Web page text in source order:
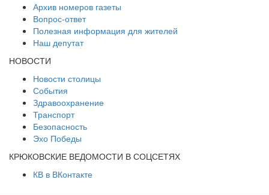
Архив номеров газеты
Вопрос-ответ
Полезная информация для жителей
Наш депутат
НОВОСТИ
Новости столицы
События
Здравоохранение
Транспорт
Безопасность
Эхо Победы
КРЮКОВСКИЕ ВЕДОМОСТИ В СОЦСЕТЯХ
КВ в ВКонтакте